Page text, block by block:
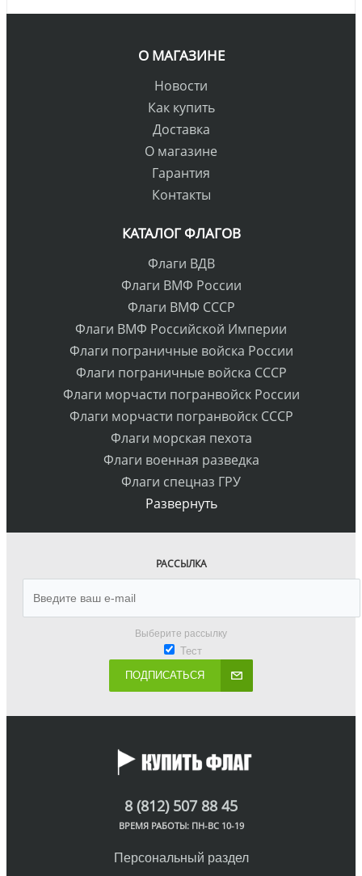
О МАГАЗИНЕ
Новости
Как купить
Доставка
О магазине
Гарантия
Контакты
КАТАЛОГ ФЛАГОВ
Флаги ВДВ
Флаги ВМФ России
Флаги ВМФ СССР
Флаги ВМФ Российской Империи
Флаги пограничные войска России
Флаги пограничные войска СССР
Флаги морчасти погранвойск России
Флаги морчасти погранвойск СССР
Флаги морская пехота
Флаги военная разведка
Флаги спецназ ГРУ
Развернуть
РАССЫЛКА
Выберите рассылку
Тест
ПОДПИСАТЬСЯ
8 (812) 507 88 45
ВРЕМЯ РАБОТЫ: ПН-ВС 10-19
Персональный раздел